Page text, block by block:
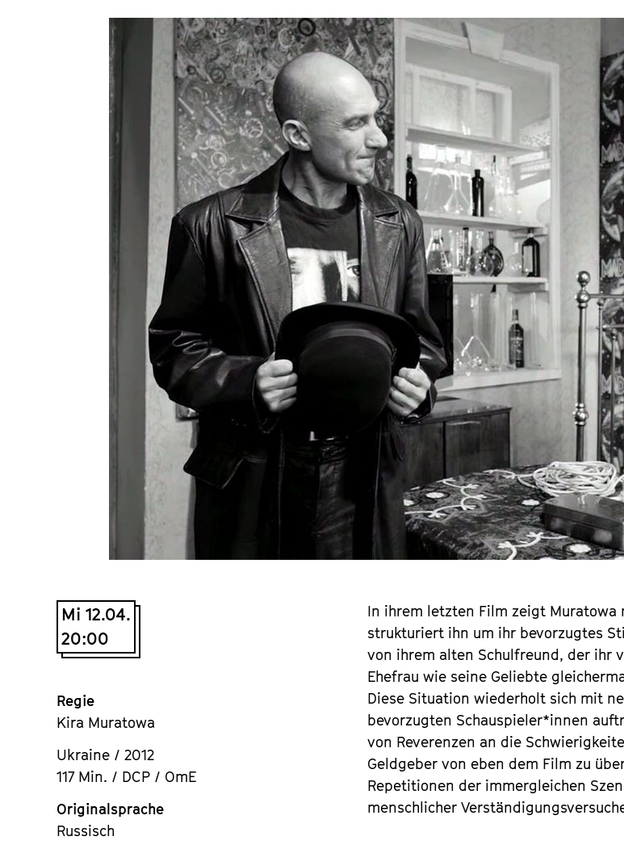
Mi 12.04.
20:00
Regie
Kira Muratowa
Ukraine / 2012
117 Min. / DCP / OmE
Originalsprache
Russisch
In ihrem letzten Film zeigt
strukturiert ihn um ihr bevorzugtes
von ihrem alten Schulfreund, der ihr
Ehefrau wie seine Geliebte
Diese Situation wiederholt sich mit
bevorzugten Schauspieler*innen
von Reverenzen an die
Geldgeber von eben dem Film zu
Repetitionen der immergleichen
menschlicher